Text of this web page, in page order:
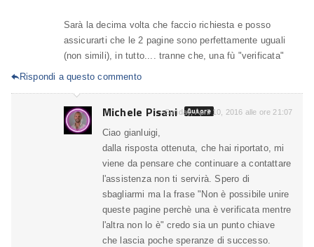
Sarà la decima volta che faccio richiesta e posso
assicurarti che le 2 pagine sono perfettamente uguali
(non simili), in tutto.... tranne che, una fù "verificata"
Rispondi a questo commento
Michele Pisani Autore
Sunday, April 10, 2016 alle ore 21:07
Ciao gianluigi,
dalla risposta ottenuta, che hai riportato, mi
viene da pensare che continuare a contattare
l'assistenza non ti servirà. Spero di
sbagliarmi ma la frase "Non è possibile unire
queste pagine perchè una è verificata mentre
l'altra non lo è" credo sia un punto chiave
che lascia poche speranze di successo.